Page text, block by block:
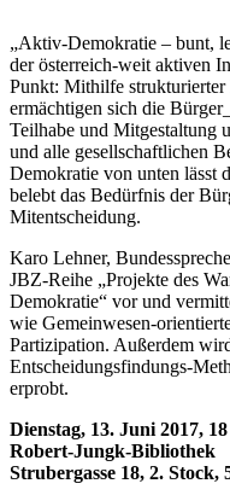
„Aktiv-Demokratie – bunt,
der österreich-weit aktiven
Punkt: Mithilfe strukturierter
ermächtigen sich die
Teilhabe und Mitgestaltung
und alle gesellschaftlichen
Demokratie von unten lässt
belebt das Bedürfnis der
Mitentscheidung.
Karo Lehner,
JBZ-Reihe „Projekte des
Demokratie“ vor und
wie Gemeinwesen-
Partizipation. Außerdem
Entscheidungsfindungs-
erprobt.
Dienstag, 13. Juni 2017,
Robert-Jungk-Bibliothek
Strubergasse 18, 2. Stock,